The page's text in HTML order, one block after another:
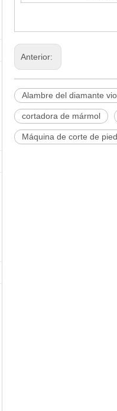
Anterior:
Alambre del diamante
cortadora de mármol
Máquina de corte de